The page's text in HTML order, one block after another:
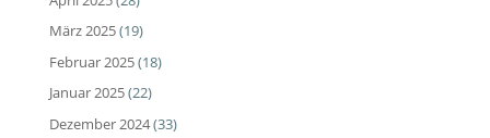
März 2025(19)
Februar 2025(18)
Januar 2025(22)
Dezember 2024(33)